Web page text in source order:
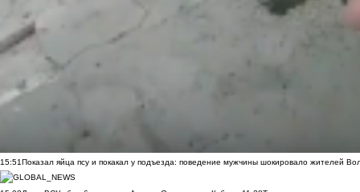
15:51Показал яйца псу и покакал у подъезда: поведение мужчины шокировало жителей